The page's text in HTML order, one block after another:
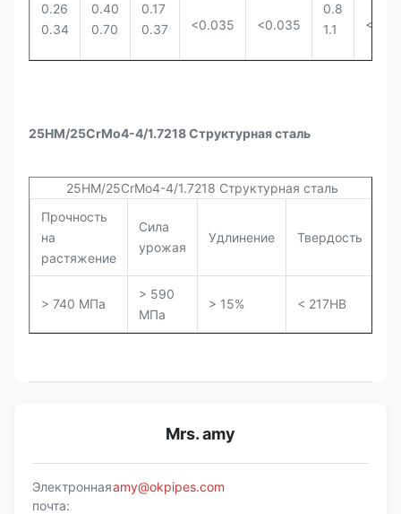
0.26
0.34
0.40
0.70
0.17
0.37
<0.035 <0.035
0.8
1.1
<0.3
25HM/25CrMo4-4/1.7218 Структурная сталь
25HM/25CrMo4-4/1.7218 Структурная сталь
Прочность
на
растяжение
Сила
урожая
Удлинение Твердость
> 740 МПа
> 590
МПа
> 15% < 217HB
Mrs. amy
Электронная
почта:
amy@okpipes.com